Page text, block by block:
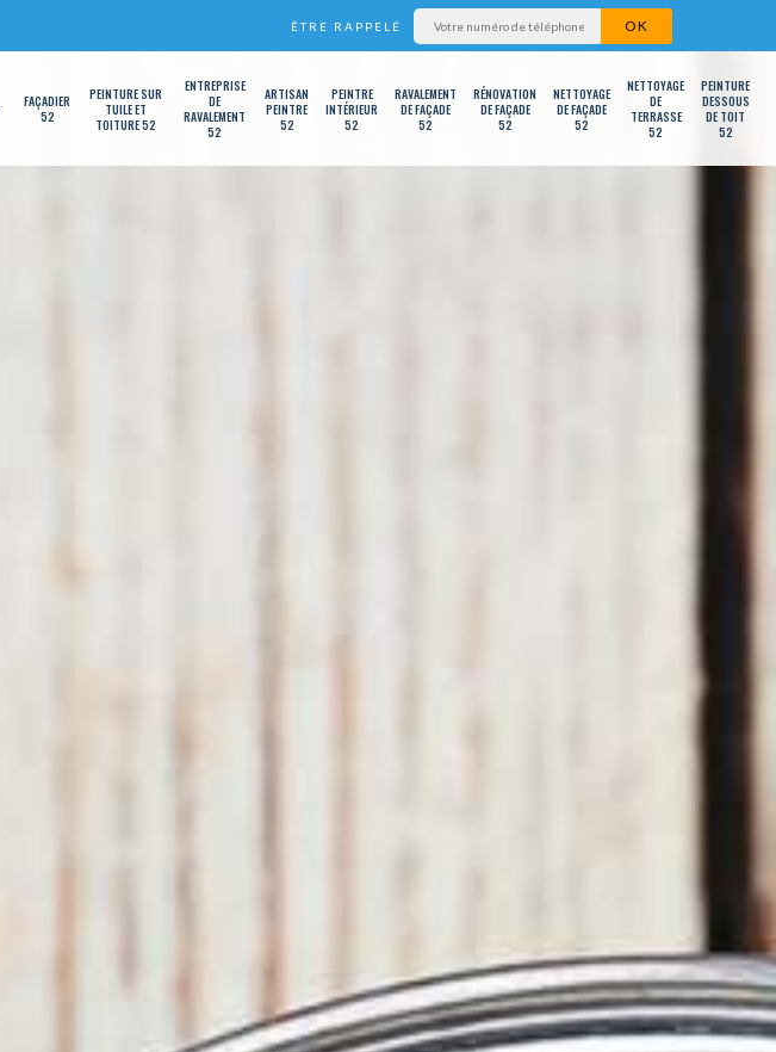
ÊTRE RAPPELÉ
FAÇADIER
52
PEINTURE SUR
TUILE ET
TOITURE 52
ENTREPRISE
DE
RAVALEMENT
52
ARTISAN
PEINTRE
52
PEINTRE
INTÉRIEUR
52
RAVALEMENT
DE FAÇADE
52
RÉNOVATION
DE FAÇADE
52
NETTOYAGE
DE FAÇADE
52
NETTOYAGE
DE
TERRASSE
52
PEINTURE
DESSOUS
DE TOIT
52